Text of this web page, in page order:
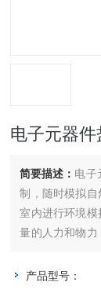
电子元器
简要描述： 电子
制，随时模拟
室内进行环境
量的人力和物力
速“性质，能够
产品型号：